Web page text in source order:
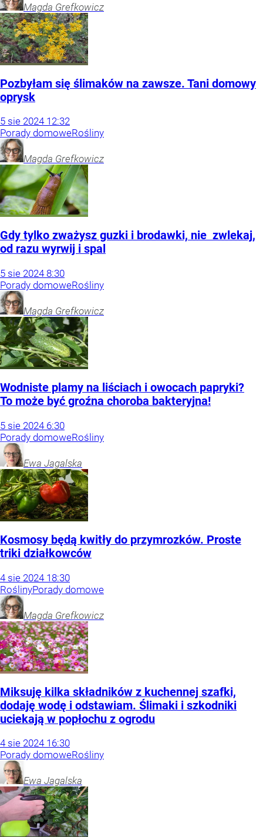
Magda Grefkowicz
Pozbyłam się ślimaków na zawsze. Tani domowy
oprysk
5 sie 2024 12:32
Porady domoweRośliny
Magda Grefkowicz
Gdy tylko zważysz guzki i brodawki, nie zwlekaj,
od razu wyrwij i spal
5 sie 2024 8:30
Porady domoweRośliny
Magda Grefkowicz
Wodniste plamy na liściach i owocach papryki?
To może być groźna choroba bakteryjna!
5 sie 2024 6:30
Porady domoweRośliny
Ewa Jagalska
Kosmosy będą kwitły do przymrozków. Proste
triki działkowców
4 sie 2024 18:30
RoślinyPorady domowe
Magda Grefkowicz
Miksuję kilka składników z kuchennej szafki,
dodaję wodę i odstawiam. Ślimaki i szkodniki
uciekają w popłochu z ogrodu
4 sie 2024 16:30
Porady domoweRośliny
Ewa Jagalska